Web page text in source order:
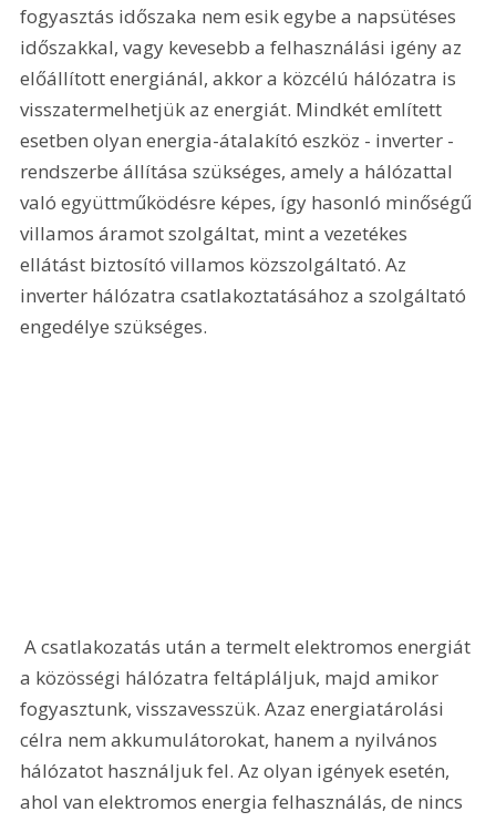
fogyasztás időszaka nem esik egybe a napsütéses
időszakkal, vagy kevesebb a felhasználási igény az
előállított energiánál, akkor a közcélú hálózatra is
visszatermelhetjük az energiát. Mindkét említett
esetben olyan energia-átalakító eszköz - inverter -
rendszerbe állítása szükséges, amely a hálózattal
való együttműködésre képes, így hasonló minőségű
villamos áramot szolgáltat, mint a vezetékes
ellátást biztosító villamos közszolgáltató. Az
inverter hálózatra csatlakoztatásához a szolgáltató
engedélye szükséges.
A csatlakozatás után a termelt elektromos energiát
a közösségi hálózatra feltápláljuk, majd amikor
fogyasztunk, visszavesszük. Azaz energiatárolási
célra nem akkumulátorokat, hanem a nyilvános
hálózatot használjuk fel. Az olyan igények esetén,
ahol van elektromos energia felhasználás, de nincs